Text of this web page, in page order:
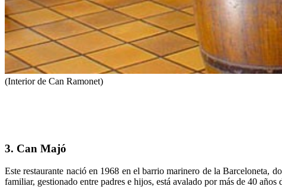
(Interior de Can Ramonet)
3. Can Majó
Este restaurante nació en 1968 en el barrio marinero de la Barceloneta,
familiar, gestionado entre padres e hijos, está avalado por más de 40